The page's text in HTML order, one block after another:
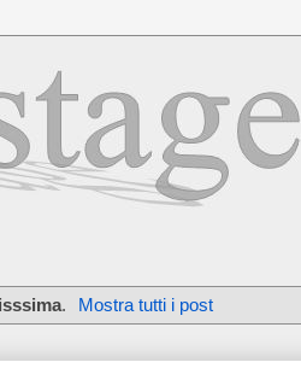
. Mostra tutti i post